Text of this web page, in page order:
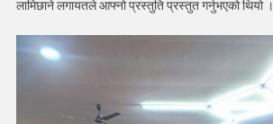
लामिछाने लगायतले आफ्नो प्रस्तुति प्रस्तुत गर्नुभएको थियो ।